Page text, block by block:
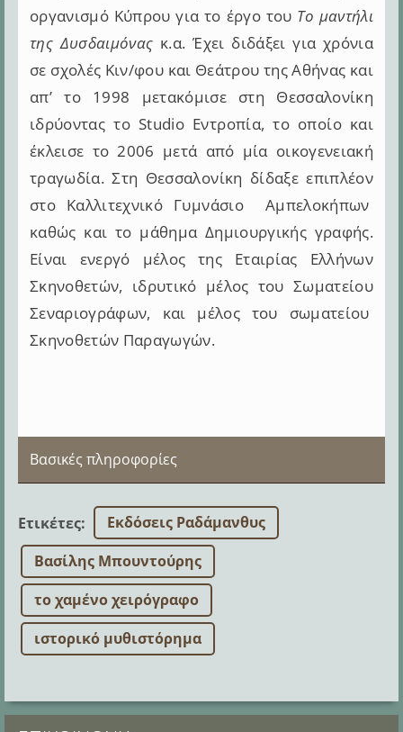
οργανισμό Κύπρου για το έργο του Το μαντήλι
της Δυσδαιμόνας κ.α. Έχει διδάξει για χρόνια
σε σχολές Κιν/φου και Θεάτρου της Αθήνας και
απ’ το 1998 μετακόμισε στη Θεσσαλονίκη
ιδρύοντας το Studio Εντροπία, το οποίο και
έκλεισε το 2006 μετά από μία οικογενειακή
τραγωδία. Στη Θεσσαλονίκη δίδαξε επιπλέον
στο Καλλιτεχνικό Γυμνάσιο Αμπελοκήπων
καθώς και το μάθημα Δημιουργικής γραφής.
Είναι ενεργό μέλος της Εταιρίας Ελλήνων
Σκηνοθετών, ιδρυτικό μέλος του Σωματείου
Σεναριογράφων, και μέλος του σωματείου
Σκηνοθετών Παραγωγών.
Βασικές πληροφορίες
Ετικέτες:
Εκδόσεις Ραδάμανθυς
Βασίλης Μπουντούρης
το χαμένο χειρόγραφο
ιστορικό μυθιστόρημα